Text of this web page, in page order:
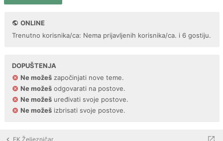
ONLINE
Trenutno korisnika/ca: Nema prijavljenih korisnika/ca. i 6 gostiju.
DOPUŠTENJA
Ne možeš započinjati nove teme.
Ne možeš odgovarati na postove.
Ne možeš uređivati svoje postove.
Ne možeš izbrisati svoje postove.
FK Željezničar